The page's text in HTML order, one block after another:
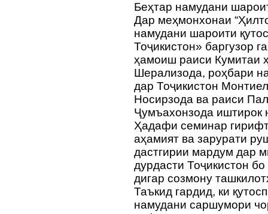
Беҳтар намудани
Дар меҳмонхонаи
намудани шароити
Тоҷикистон» баргузор
ҳамоиш раиси Кумитаи
Шерализода, роҳбари
дар Тоҷикистон
Носирзода ва раиси
Ҷумъахонзода иштирок
Ҳадафи семинар
аҳамият ва зарурати
дастгирии мардум дар
дурдасти Тоҷикистон
дигар созмону
Таъкид гардид, ки
намудани саршумори